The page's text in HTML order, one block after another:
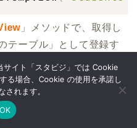
」メソッドで、取得し
テーブル」として登録す
を”students”テーブルとし
います。
サイト「スタビジ」では Cookie
る場合、Cookie の使用を承諾し
されます。
OK